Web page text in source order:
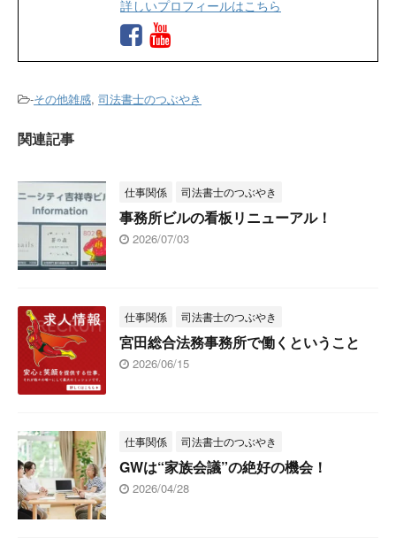
詳しいプロフィールはこちら
-その他雑感, 司法書士のつぶやき
関連記事
仕事関係 司法書士のつぶやき
事務所ビルの看板リニューアル！
2026/07/03
仕事関係 司法書士のつぶやき
宮田総合法務事務所で働くということ
2026/06/15
仕事関係 司法書士のつぶやき
GWは“家族会議”の絶好の機会！
2026/04/28